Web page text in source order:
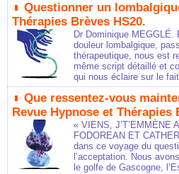
Questionner un
Thérapies Brèves HS20.
Dr Dominique MEGGLÉ.
douleur lombalgique,
thérapeutique, nous est
même script détaillé et
qui nous éclaire sur le fait
Que ressentez-vous
Revue Hypnose et Thérapies
« VIENS,
FODOREAN ET
dans ce voyage du
l’acceptation. Nous
le golfe de Gascogne,